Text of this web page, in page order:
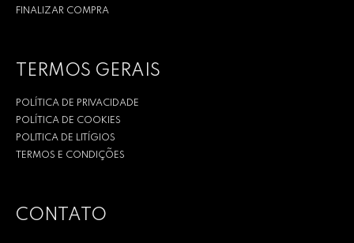
FINALIZAR COMPRA
TERMOS GERAIS
POLÍTICA DE PRIVACIDADE
POLÍTICA DE COOKIES
POLITICA DE LITÍGIOS
TERMOS E CONDIÇÕES
CONTATO